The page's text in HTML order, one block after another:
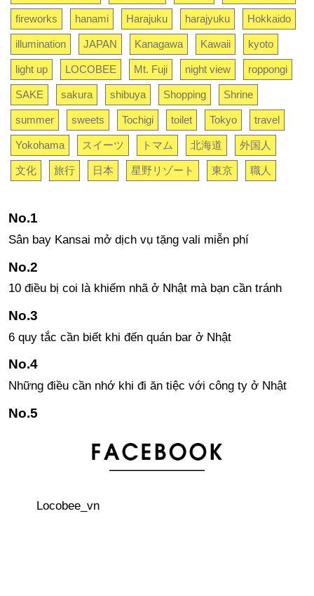
fireworks hanami Harajuku harajyuku Hokkaido
illumination JAPAN Kanagawa Kawaii kyoto
light up LOCOBEE Mt. Fuji night view roppongi
SAKE sakura shibuya Shopping Shrine
summer sweets Tochigi toilet Tokyo travel
Yokohama スイーツ トマム 北海道 外国人
文化 旅行 日本 星野リゾート 東京 職人
Sân bay Kansai mở dịch vụ tặng vali miễn phí
10 điều bị coi là khiếm nhã ở Nhật mà bạn cần tránh
6 quy tắc cần biết khi đến quán bar ở Nhật
Những điều cần nhớ khi đi ăn tiệc với công ty ở Nhật
スタート！
Locobee_vn